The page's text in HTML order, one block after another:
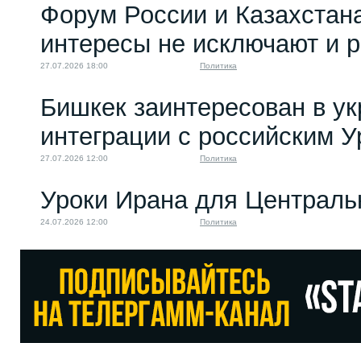
Форум России и
интересы не исключают и
27.07.2026 18:00 Политика
Бишкек заинтересован в
интеграции с российским
27.07.2026 12:00 Политика
Уроки Ирана для
24.07.2026 12:00 Политика